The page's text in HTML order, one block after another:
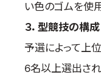
い色のゴムを使
３．型競技の構成
予選によって上
6名以上選出され